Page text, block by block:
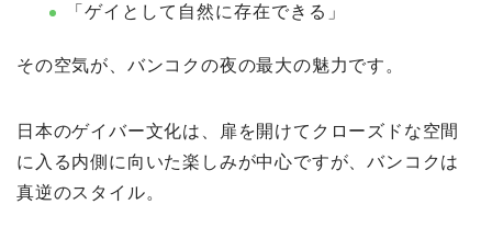
「ゲイとして自然に存在できる」
その空気が、バンコクの夜の最大の魅力です。
日本のゲイバー文化は、扉を開けてクローズドな空間
に入る内側に向いた楽しみが中心ですが、バンコクは
真逆のスタイル。